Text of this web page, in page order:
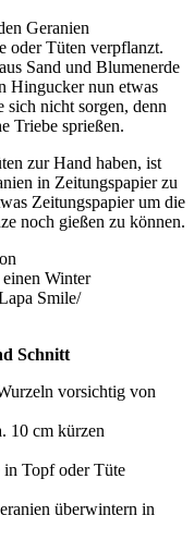
Geranien
oder Tüten verpflanzt.
Sand und Blumenerde
Hingucker nun etwas
sich nicht sorgen, denn
Triebe sprießen.
zur Hand haben, ist
in Zeitungspapier zu
Zeitungspapier um die
noch gießen zu können.
Winter
Smile/
Schnitt
vorsichtig von
10 cm kürzen
in Topf oder Tüte
überwintern in